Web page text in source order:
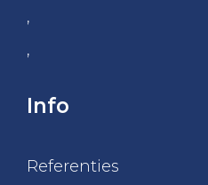
,
,
Info
Referenties